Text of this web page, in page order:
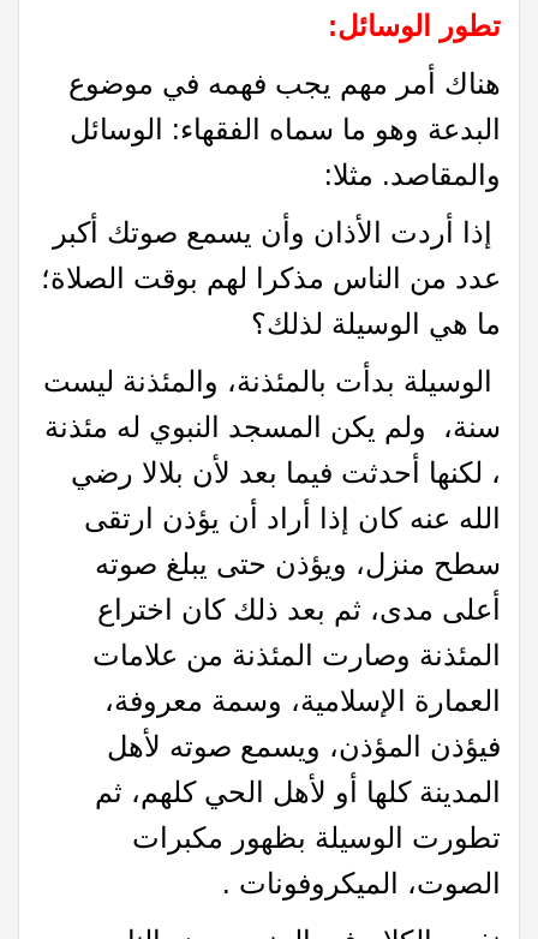
تطور الوسائل:
هناك أمر مهم يجب فهمه في موضوع
البدعة وهو ما سماه الفقهاء: الوسائل
والمقاصد. مثلا:
إذا أردت الأذان وأن يسمع صوتك أكبر
عدد من الناس مذكرا لهم بوقت الصلاة؛
ما هي الوسيلة لذلك؟
الوسيلة بدأت بالمئذنة، والمئذنة ليست
سنة، ولم يكن المسجد النبوي له مئذنة
، لكنها أحدثت فيما بعد لأن بلالا رضي
الله عنه كان إذا أراد أن يؤذن ارتقى
سطح منزل، ويؤذن حتى يبلغ صوته
أعلى مدى، ثم بعد ذلك كان اختراع
المئذنة وصارت المئذنة من علامات
العمارة الإسلامية، وسمة معروفة،
فيؤذن المؤذن، ويسمع صوته لأهل
المدينة كلها أو لأهل الحي كلهم، ثم
تطورت الوسيلة بظهور مكبرات
الصوت، الميكروفونات .